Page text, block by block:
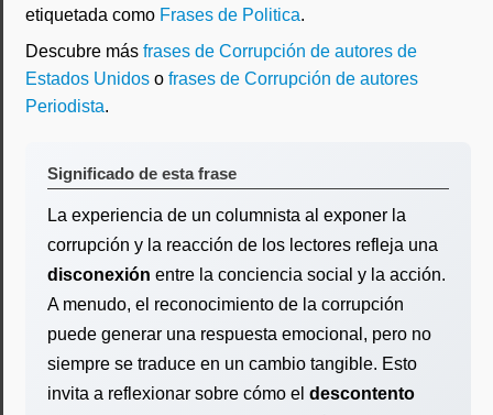
etiquetada como Frases de Politica.
Descubre más frases de Corrupción de autores de
Estados Unidos o frases de Corrupción de autores
Periodista.
Significado de esta frase
La experiencia de un columnista al exponer la
corrupción y la reacción de los lectores refleja una
disconexión entre la conciencia social y la acción.
A menudo, el reconocimiento de la corrupción
puede generar una respuesta emocional, pero no
siempre se traduce en un cambio tangible. Esto
invita a reflexionar sobre cómo el descontento